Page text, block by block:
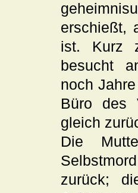
erschießt,
ist. Kurz
besucht
noch
Büro des
gleich
Die
zurück;